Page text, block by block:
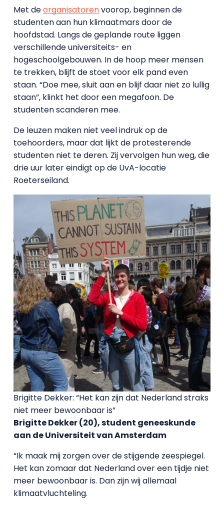
Met deorganisatorenvoorop, beginnen de
studenten aan hun klimaatmars door de
hoofdstad. Langs de geplande route liggen
verschillende universiteits- en
hogeschoolgebouwen. In de hoop meer mensen
te trekken, blijft de stoet voor elk pand even
staan. “Doe mee, sluit aan en blijf daar niet zo lullig
staan”, klinkt het door een megafoon. De
studenten scanderen mee.
De leuzen maken niet veel indruk op de
toehoorders, maar dat lijkt de protesterende
studenten niet te deren. Zij vervolgen hun weg, die
drie uur later eindigt op de UvA-locatie
Roeterseiland.
Brigitte Dekker: “Het kan zijn dat Nederland straks
niet meer bewoonbaar is”
Brigitte Dekker (20), student geneeskunde
aan de Universiteit van Amsterdam
“Ik maak mij zorgen over de stijgende zeespiegel.
Het kan zomaar dat Nederland over een tijdje niet
meer bewoonbaar is. Dan zijn wij allemaal
klimaatvluchteling.